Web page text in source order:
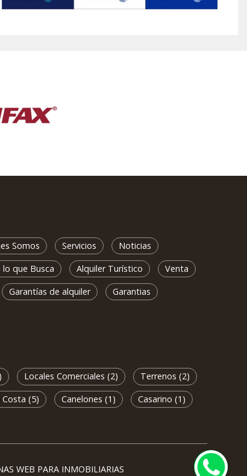
Somos Servicios
Noticias
lo que Busca Alquiler Turístico
Venta
Garantías de alquiler
Garantias
Locales Comerciales (2)
Terrenos (2)
(5) Canelones (1)
Casarino (1)
WEB PARA INMOBILIARIAS